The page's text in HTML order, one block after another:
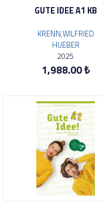
GUTE IDEE A1 KB
KRENN,WILFRIED
HUEBER
2025
1,988.00 ₺